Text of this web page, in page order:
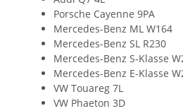
Porsche Cayenne 9PA
Mercedes-Benz ML W164
Mercedes-Benz SL R230
Mercedes-Benz S-Klasse
Mercedes-Benz E-Klasse
VW Touareg 7L
VW Phaeton 3D